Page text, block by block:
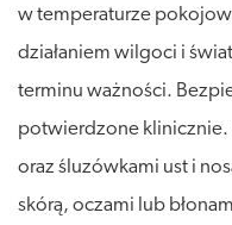
w temperaturze
działaniem wilgoci i
terminu ważności.
potwierdzone klinicznie.
oraz śluzówkami ust i
skórą, oczami lub